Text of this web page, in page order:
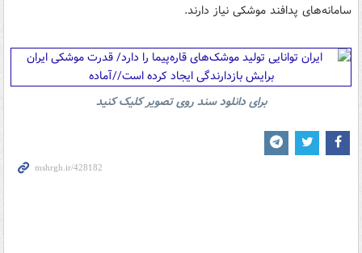
سامانه‌های پدافند موشکی نیاز دارند.
برای دانلود سند روی تصویر کلیک کنید